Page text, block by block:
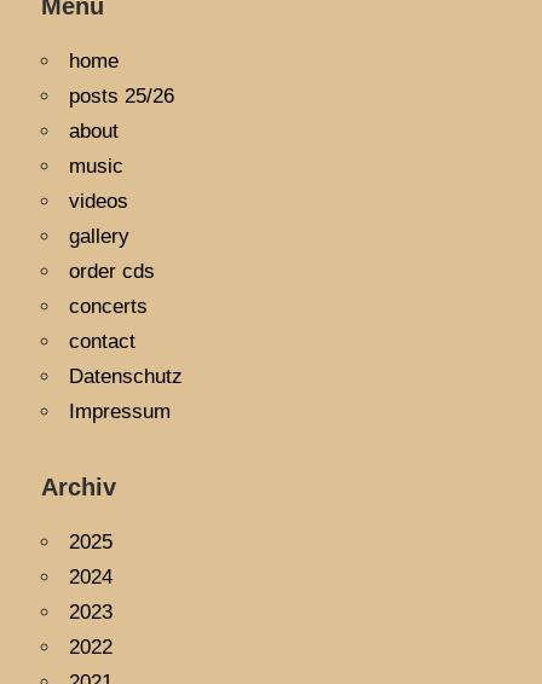
Menu
home
posts 25/26
about
music
videos
gallery
order cds
concerts
contact
Datenschutz
Impressum
Archiv
2025
2024
2023
2022